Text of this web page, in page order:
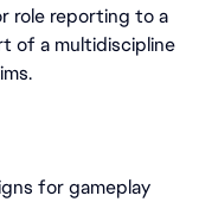
role reporting to a
of a multidiscipline
for gameplay